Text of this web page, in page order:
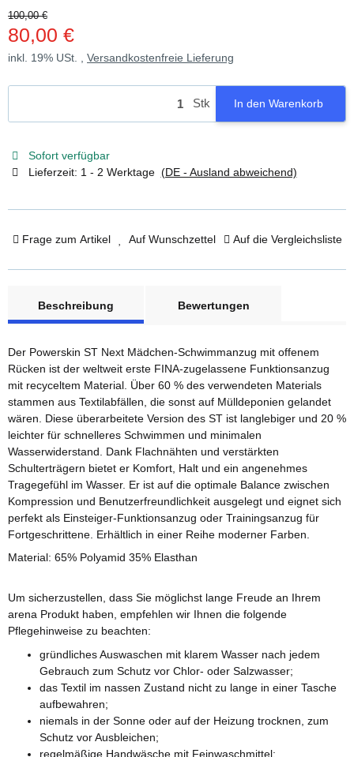
100,00 €
80,00 €
inkl. 19% USt. , Versandkostenfreie Lieferung
Stk In den Warenkorb
Sofort verfügbar
Lieferzeit: 1 - 2 Werktage (DE - Ausland abweichend)
Frage zum Artikel Auf Wunschzettel Auf die Vergleichsliste
Beschreibung
Bewertungen
Der Powerskin ST Next Mädchen-Schwimmanzug mit offenem
Rücken ist der weltweit erste FINA-zugelassene Funktionsanzug
mit recyceltem Material. Über 60 % des verwendeten Materials
stammen aus Textilabfällen, die sonst auf Mülldeponien gelandet
wären. Diese überarbeitete Version des ST ist langlebiger und 20 %
leichter für schnelleres Schwimmen und minimalen
Wasserwiderstand. Dank Flachnähten und verstärkten
Schulterträgern bietet er Komfort, Halt und ein angenehmes
Tragegefühl im Wasser. Er ist auf die optimale Balance zwischen
Kompression und Benutzerfreundlichkeit ausgelegt und eignet sich
perfekt als Einsteiger-Funktionsanzug oder Trainingsanzug für
Fortgeschrittene. Erhältlich in einer Reihe moderner Farben.
Material: 65% Polyamid 35% Elasthan
Um sicherzustellen, dass Sie möglichst lange Freude an Ihrem
arena Produkt haben, empfehlen wir Ihnen die folgende
Pflegehinweise zu beachten:
gründliches Auswaschen mit klarem Wasser nach jedem
Gebrauch zum Schutz vor Chlor- oder Salzwasser;
das Textil im nassen Zustand nicht zu lange in einer Tasche
aufbewahren;
niemals in der Sonne oder auf der Heizung trocknen, zum
Schutz vor Ausbleichen;
regelmäßige Handwäsche mit Feinwaschmittel;